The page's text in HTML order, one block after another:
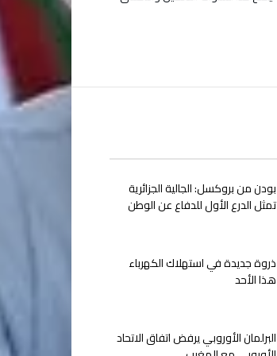
بودن من بروكسل: الجالية الجزائرية
تمثل الدرع الأول للدفاع عن الوطن
ذروة جديدة في استهلاك الكهرباء
هذا الأحد
البرلمان الأوروبي يرفض اتفاق الاتحاد